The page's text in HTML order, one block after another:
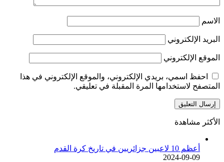
الاسم
البريد الإلكتروني
الموقع الإلكتروني
احفظ اسمي، بريدي الإلكتروني، والموقع الإلكتروني في هذا
المتصفح لاستخدامها المرة المقبلة في تعليقي.
الأكثر مشاهدة
أعظم 10 لاعبين جزائريين في تاريخ كرة القدم
2024-09-09